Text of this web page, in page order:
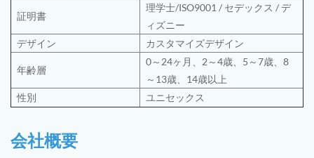
証明書
理学士/ISO9001 / セデックス /デ
ィズニー
デザイン
カスタマイズデザイン
年齢層
0～24ヶ月、2～4歳、5～7歳、8
～13歳、14歳以上
性別
ユニセックス
会社概要